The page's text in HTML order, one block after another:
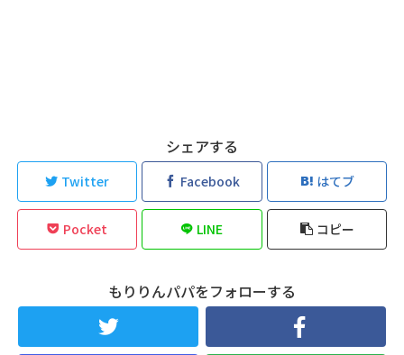
シェアする
Twitter Facebook はてブ
Pocket LINE コピー
もりりんパパをフォローする